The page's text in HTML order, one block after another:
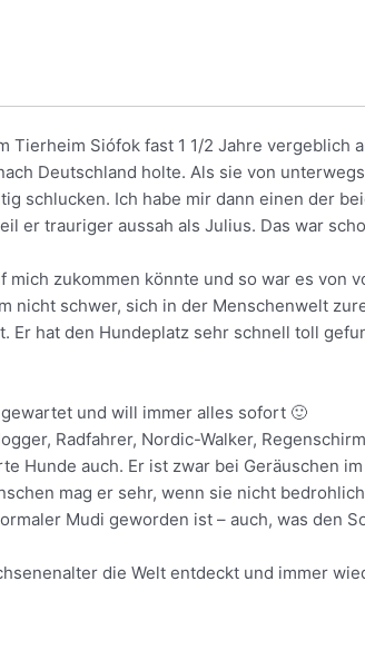
Tierheim Siófok fast 1 1/2 Jahre vergeblich
Deutschland holte. Als sie von
schlucken. Ich habe mir dann einen der
er trauriger aussah als Julius. Das war
zukommen könnte und so war es von
nicht schwer, sich in der Menschenwelt
hat den Hundeplatz sehr schnell toll
und will immer alles sofort 🙂
Radfahrer, Nordic-Walker,
Hunde auch. Er ist zwar bei Geräuschen
mag er sehr, wenn sie nicht
Mudi geworden ist – auch, was den
die Welt entdeckt und immer